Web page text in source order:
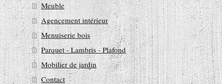
Meuble
Agencement intérieur
Menuiserie bois
Parquet - Lambris - Plafond
Mobilier de jardin
Contact